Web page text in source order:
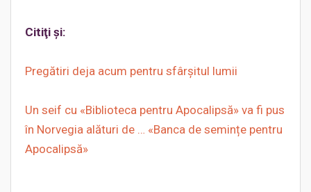
Citiţi şi:
Pregătiri deja acum pentru sfârşitul lumii
Un seif cu «Biblioteca pentru Apocalipsă» va fi pus
în Norvegia alături de … «Banca de semințe pentru
Apocalipsă»